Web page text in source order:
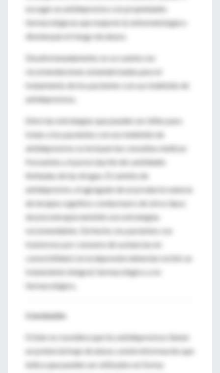
escoger un antidepresivo con propiedades
farmacológicas que mejoren la sintomatología o
disminuyan el riesgo de abuso.
Desafortunadamente, no se cuenta con
recomendaciones estandarizadas para el
tratamiento de los pacientes con uso indebido de
antidepresivos.
Entre las estrategias que pueden ser útiles para
tratar a los pacientes con uso indebido de
antidepresivos se incluyen las consultas médicas
frecuentes y la prescripción de cantidades
limitadas de las drogas. El cambio de
antidepresivo, el agregado de un producto natural,
de terapia cognitivo conductual o de otros tipos
de psicoterapia también son estrategias
recomendables. De hecho, los pacientes con
trastornos por consumo de sustancias en
comorbilidad con la depresión deberían recibir un
tratamiento integral, farmacológico y no
farmacológico.
Conclusión
Si bien se considera que los antidepresivos tienen
un potencial bajo de abuso, existe información que
indica que pueden ser utilizados en forma